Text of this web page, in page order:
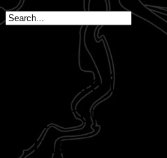
Dwate is
triggs is in